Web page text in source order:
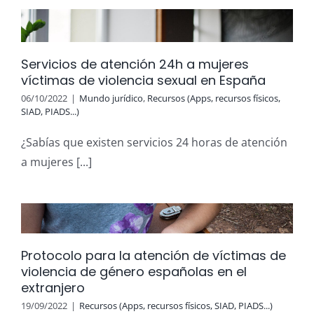
Servicios de atención 24h a mujeres
víctimas de violencia sexual en España
06/10/2022 | Mundo jurídico, Recursos (Apps, recursos físicos,
SIAD, PIADS...)
¿Sabías que existen servicios 24 horas de atención
a mujeres [...]
Protocolo para la atención de víctimas de
violencia de género españolas en el
extranjero
19/09/2022 | Recursos (Apps, recursos físicos, SIAD, PIADS...)